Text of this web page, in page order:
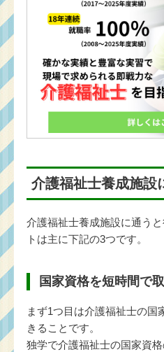
介護福祉士養成施設
介護福祉士養成施設に通う
トは主に下記の3つです。
国家資格を短時間で
まず1つ目は介護福祉士の国
きることです。
独学で介護福祉士の国家資